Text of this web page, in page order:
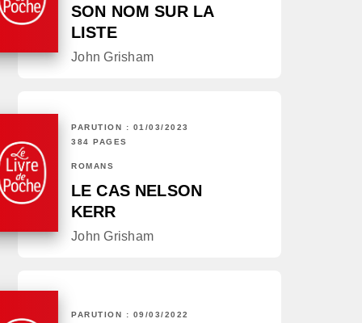
SON NOM SUR LA
LISTE
John Grisham
PARUTION : 01/03/2023
384 PAGES
ROMANS
LE CAS NELSON
KERR
John Grisham
PARUTION : 09/03/2022